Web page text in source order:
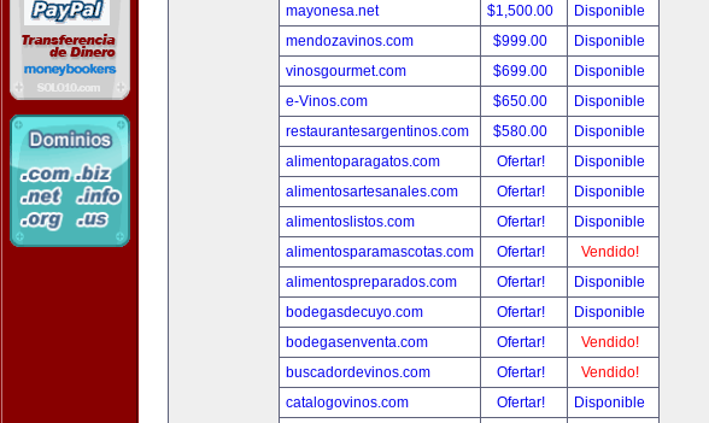
mayonesa.net
$1,500.00
Disponible
mendozavinos.com
$999.00
Disponible
vinosgourmet.com
$699.00
Disponible
e-Vinos.com
$650.00
Disponible
restaurantesargentinos.com
$580.00
Disponible
alimentoparagatos.com
Ofertar!
Disponible
alimentosartesanales.com
Ofertar!
Disponible
alimentoslistos.com
Ofertar!
Disponible
alimentosparamascotas.com
Ofertar!
Vendido!
alimentospreparados.com
Ofertar!
Disponible
bodegasdecuyo.com
Ofertar!
Disponible
bodegasenventa.com
Ofertar!
Vendido!
buscadordevinos.com
Ofertar!
Vendido!
catalogovinos.com
Ofertar!
Disponible